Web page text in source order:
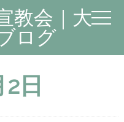
教会｜大
ログ
日